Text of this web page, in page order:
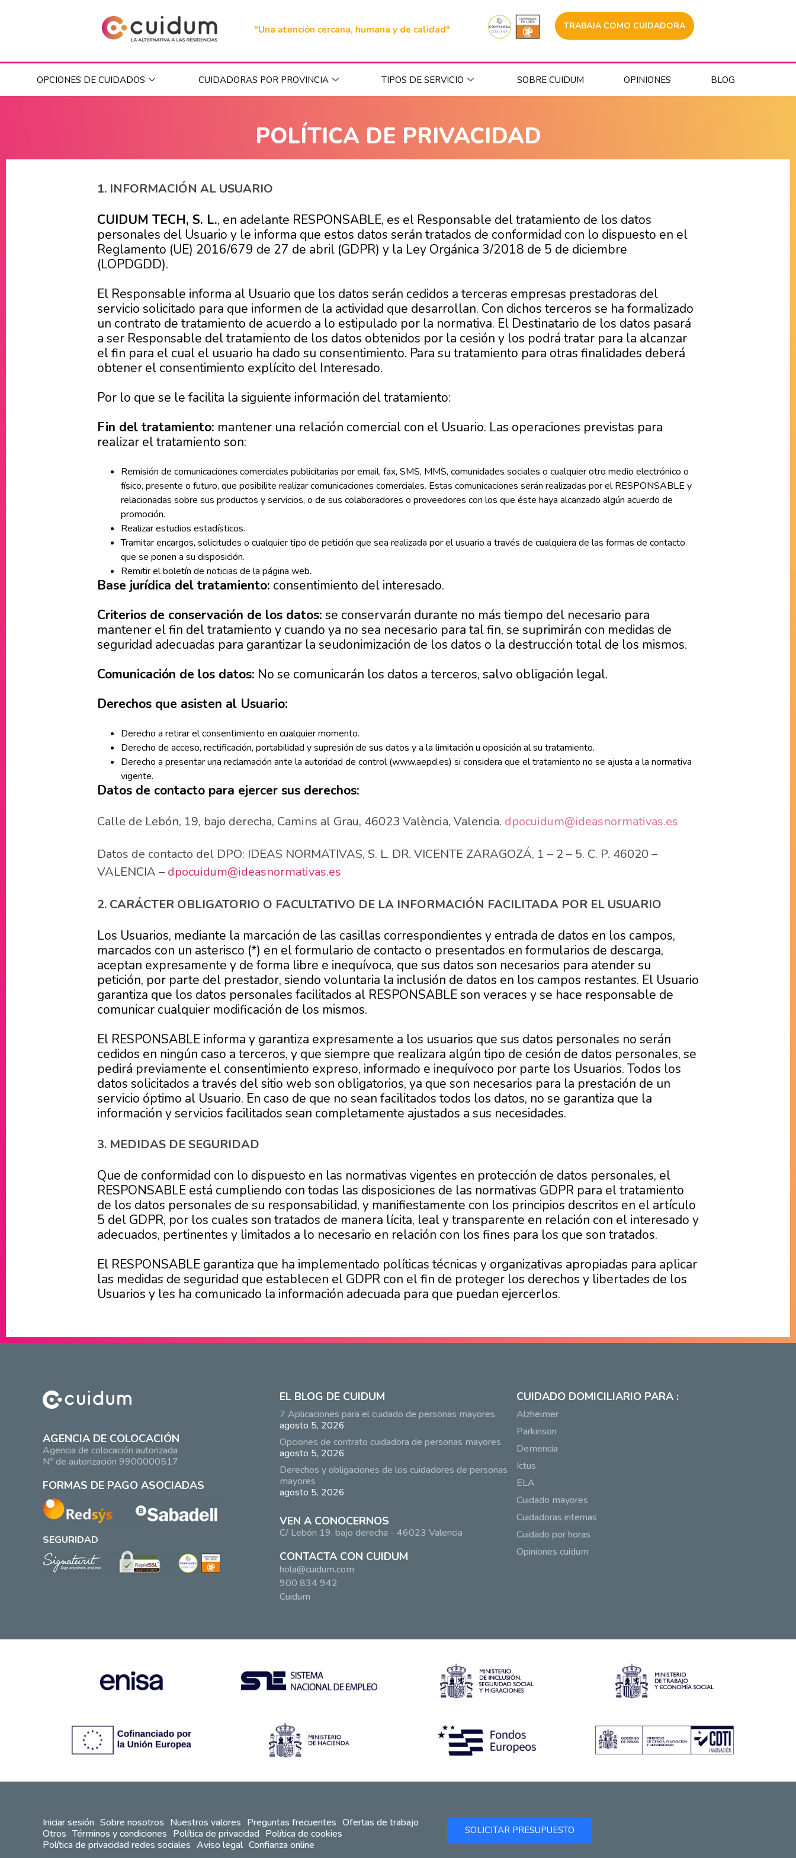
"Una atención cercana, humana y de calidad" TRABAJA COMO CUIDADORA
OPCIONES DE CUIDADOS CUIDADORAS POR PROVINCIA TIPOS DE SERVICIO SOBRE CUIDUM OPINIONES BLOG
POLÍTICA DE PRIVACIDAD
1. INFORMACIÓN AL USUARIO
CUIDUM TECH, S. L., en adelante RESPONSABLE, es el Responsable del tratamiento de los datos
personales del Usuario y le informa que estos datos serán tratados de conformidad con lo dispuesto en el
Reglamento (UE) 2016/679 de 27 de abril (GDPR) y la Ley Orgánica 3/2018 de 5 de diciembre
(LOPDGDD).
El Responsable informa al Usuario que los datos serán cedidos a terceras empresas prestadoras del
servicio solicitado para que informen de la actividad que desarrollan. Con dichos terceros se ha formalizado
un contrato de tratamiento de acuerdo a lo estipulado por la normativa. El Destinatario de los datos pasará
a ser Responsable del tratamiento de los datos obtenidos por la cesión y los podrá tratar para la alcanzar
el fin para el cual el usuario ha dado su consentimiento. Para su tratamiento para otras finalidades deberá
obtener el consentimiento explícito del Interesado.
Por lo que se le facilita la siguiente información del tratamiento:
Fin del tratamiento: mantener una relación comercial con el Usuario. Las operaciones previstas para
realizar el tratamiento son:
Remisión de comunicaciones comerciales publicitarias por email, fax, SMS, MMS, comunidades sociales o cualquier otro medio electrónico o
físico, presente o futuro, que posibilite realizar comunicaciones comerciales. Estas comunicaciones serán realizadas por el RESPONSABLE y
relacionadas sobre sus productos y servicios, o de sus colaboradores o proveedores con los que éste haya alcanzado algún acuerdo de
promoción.
Realizar estudios estadísticos.
Tramitar encargos, solicitudes o cualquier tipo de petición que sea realizada por el usuario a través de cualquiera de las formas de contacto
que se ponen a su disposición.
Remitir el boletín de noticias de la página web.
Base jurídica del tratamiento: consentimiento del interesado.
Criterios de conservación de los datos: se conservarán durante no más tiempo del necesario para
mantener el fin del tratamiento y cuando ya no sea necesario para tal fin, se suprimirán con medidas de
seguridad adecuadas para garantizar la seudonimización de los datos o la destrucción total de los mismos.
Comunicación de los datos: No se comunicarán los datos a terceros, salvo obligación legal.
Derechos que asisten al Usuario:
Derecho a retirar el consentimiento en cualquier momento.
Derecho de acceso, rectificación, portabilidad y supresión de sus datos y a la limitación u oposición al su tratamiento.
Derecho a presentar una reclamación ante la autoridad de control (www.aepd.es) si considera que el tratamiento no se ajusta a la normativa
vigente.
Datos de contacto para ejercer sus derechos:
Calle de Lebón, 19, bajo derecha, Camins al Grau, 46023 València, Valencia. dpocuidum@ideasnormativas.es
Datos de contacto del DPO: IDEAS NORMATIVAS, S. L. DR. VICENTE ZARAGOZÁ, 1 – 2 – 5. C. P. 46020 –
VALENCIA – dpocuidum@ideasnormativas.es
2. CARÁCTER OBLIGATORIO O FACULTATIVO DE LA INFORMACIÓN FACILITADA POR EL USUARIO
Los Usuarios, mediante la marcación de las casillas correspondientes y entrada de datos en los campos,
marcados con un asterisco (*) en el formulario de contacto o presentados en formularios de descarga,
aceptan expresamente y de forma libre e inequívoca, que sus datos son necesarios para atender su
petición, por parte del prestador, siendo voluntaria la inclusión de datos en los campos restantes. El Usuario
garantiza que los datos personales facilitados al RESPONSABLE son veraces y se hace responsable de
comunicar cualquier modificación de los mismos.
El RESPONSABLE informa y garantiza expresamente a los usuarios que sus datos personales no serán
cedidos en ningún caso a terceros, y que siempre que realizara algún tipo de cesión de datos personales, se
pedirá previamente el consentimiento expreso, informado e inequívoco por parte los Usuarios. Todos los
datos solicitados a través del sitio web son obligatorios, ya que son necesarios para la prestación de un
servicio óptimo al Usuario. En caso de que no sean facilitados todos los datos, no se garantiza que la
información y servicios facilitados sean completamente ajustados a sus necesidades.
3. MEDIDAS DE SEGURIDAD
Que de conformidad con lo dispuesto en las normativas vigentes en protección de datos personales, el
RESPONSABLE está cumpliendo con todas las disposiciones de las normativas GDPR para el tratamiento
de los datos personales de su responsabilidad, y manifiestamente con los principios descritos en el artículo
5 del GDPR, por los cuales son tratados de manera lícita, leal y transparente en relación con el interesado y
adecuados, pertinentes y limitados a lo necesario en relación con los fines para los que son tratados.
El RESPONSABLE garantiza que ha implementado políticas técnicas y organizativas apropiadas para aplicar
las medidas de seguridad que establecen el GDPR con el fin de proteger los derechos y libertades de los
Usuarios y les ha comunicado la información adecuada para que puedan ejercerlos.
AGENCIA DE COLOCACIÓN
Agencia de colocación autorizada
Nº de autorización 9900000517
FORMAS DE PAGO ASOCIADAS
SEGURIDAD
EL BLOG DE CUIDUM
7 Aplicaciones para el cuidado de personas mayores
agosto 5, 2026
Opciones de contrato cuidadora de personas mayores
agosto 5, 2026
Derechos y obligaciones de los cuidadores de personas
mayores
agosto 5, 2026
VEN A CONOCERNOS
C/ Lebón 19, bajo derecha - 46023 Valencia
CONTACTA CON CUIDUM
hola@cuidum.com
900 834 942
Cuidum
CUIDADO DOMICILIARIO PARA :
Alzheimer
Parkinson
Demencia
Ictus
ELA
Cuidado mayores
Cuidadoras internas
Cuidado por horas
Opiniones cuidum
Iniciar sesión Sobre nosotros Nuestros valores Preguntas frecuentes Ofertas de trabajo
Otros Términos y condiciones Política de privacidad Política de cookies
Política de privacidad redes sociales Aviso legal Confianza online
SOLICITAR PRESUPUESTO